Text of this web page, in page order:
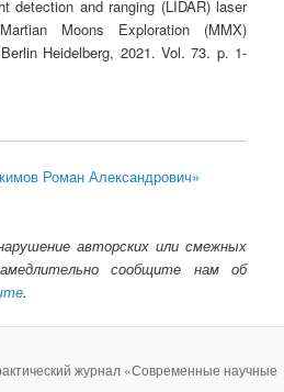
detection and ranging (LIDAR) laser
Moons Exploration (MMX)
Heidelberg, 2021. Vol. 73. p. 1-
Роман Александрович»
авторских или смежных
сообщите нам об
.
журнал «Современные научные